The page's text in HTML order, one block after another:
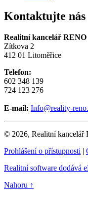
Kontaktujte nás
Realitní kancelář RENO
Zítkova 2
412 01 Litoměřice
Telefon:
602 348 139
724 123 276
E-mail: Info@reality-
© 2026, Realitní kancelář
Prohlášení o přístupnosti |
Realitní software dodává
Nahoru ↑